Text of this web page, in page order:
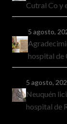
Cutral Co y
5 agosto,
hospital de
5 agosto,
Neuquén
hospital de